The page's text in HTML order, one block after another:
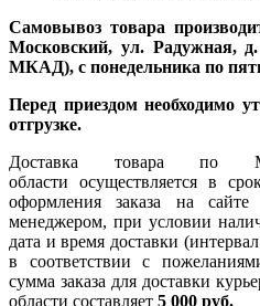
Самовывоз товара
Московский, ул. Радужная,
МКАД), с понедельника по
Перед приездом необходимо
отгрузке.
Доставка товара по
области осуществляется в
оформления заказа на
менеджером, при условии
дата и время доставки
в соответствии с
сумма заказа для доставки
области составляет 5 000 руб.